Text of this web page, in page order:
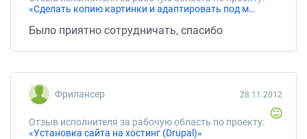
«Сделать копию картинки и адаптировать под мои требования»
Было приятно сотрудничать, спасибо
Фрилансер
Отзыв исполнителя за рабочую область по проекту:
«Установка сайта на хостинг (Drupal)»
28.11.2012